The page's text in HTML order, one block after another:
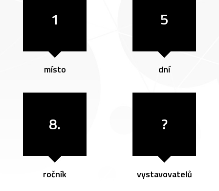
1
místo
5
dní
8.
ročník
?
vystavovatelů